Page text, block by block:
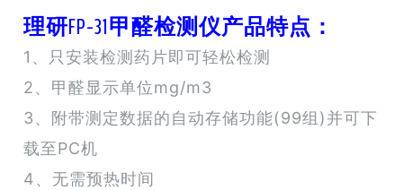
理研FP-31甲醛检测仪产品特点：
1、只安装检测药片即可轻松检测
2、甲醛显示单位mg/m3
3、附带测定数据的自动存储功能(99组)并可下
载至PC机
4、无需预热时间